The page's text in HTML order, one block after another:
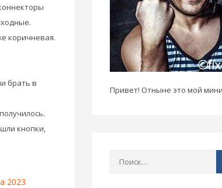
коричневая.
брать в
кнопки,
2023
Привет! Отныне это мой
Найти: